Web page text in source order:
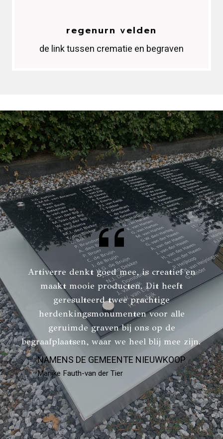
regenurn velden
de link tussen crematie en begraven
Artiverre denkt goed mee, is creatief en
maakt mooie producten. Dit heeft
geresulteerd twee prachtige
herdenkingsmonumenten voor alle
geruimde graven bij ons op de
begraafplaatsen, waar we heel blij mee zijn.
NAMENS DE GEMEENTE NIEUWKOOP
Marijke Fauth-van der Tier